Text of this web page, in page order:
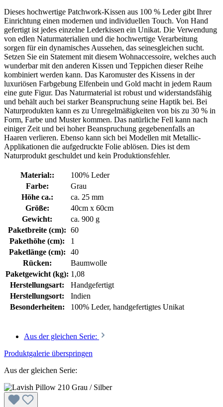
Dieses hochwertige Patchwork-Kissen aus 100 % Leder gibt Ihrer
Einrichtung einen modernen und individuellen Touch. Von Hand
gefertigt ist jedes einzelne Lederkissen ein Unikat. Die Verwendung
von edlen Naturmaterialien und die hochwertige Verarbeitung
sorgen für ein dynamisches Aussehen, das seinesgleichen sucht.
Setzen Sie ein Statement mit diesem Wohnaccessoire, welches auch
wunderbar mit den anderen Kissen und Teppichen dieser Reihe
kombiniert werden kann. Das Karomuster des Kissens in der
luxuriösen Farbgebung Elfenbein und Gold macht in jedem Raum
eine gute Figur. Das Naturmaterial ist robust und widerstandsfähig
und behält auch bei starker Beanspruchung seine Haptik bei. Bei
Naturprodukten kann es zu Unregelmäßigkeiten von bis zu 30 % in
Form, Farbe und Muster kommen. Das natürliche Fell kann nach
einiger Zeit und bei hoher Beanspruchung gegebenenfalls an
Haaren verlieren. Ebenso kann sich bei Modellen mit Metallic-
Applikationen die aufgedruckte Folie ablösen. Dies ist dem
Naturprodukt geschuldet und kein Produktionsfehler.
Material::
100% Leder
Farbe:
Grau
Höhe ca.:
ca. 25 mm
Größe:
40cm x 60cm
Gewicht:
ca. 900 g
Paketbreite (cm): 60
Pakethöhe (cm):
1
Paketlänge (cm):
40
Rücken:
Baumwolle
Paketgewicht (kg): 1,08
Herstellungsart:
Handgefertigt
Herstellungsort:
Indien
Besonderheiten:
100% Leder, handgefertigtes Unikat
Aus der gleichen Serie:
Produktgalerie überspringen
Aus der gleichen Serie: